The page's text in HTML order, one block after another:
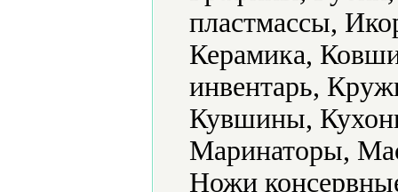
пластмассы,
Керамика,
инвентарь,
Кувшины,
Маринаторы,
Ножи